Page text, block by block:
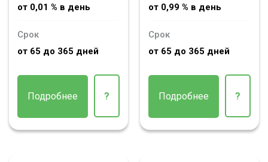
от 0,01 % в день
Срок
от 65 до 365 дней
Подробнее ?
от 0,99 % в день
Срок
от 65 до 365 дней
Подробнее ?